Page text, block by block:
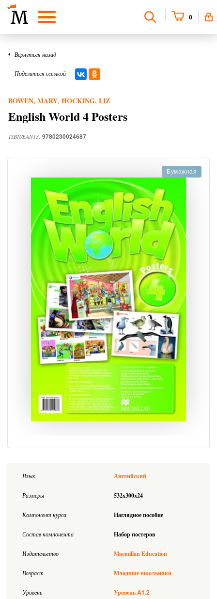
0
Вернуться назад
Поделиться ссылкой
BOWEN, MARY, HOCKING, LIZ
English World 4 Posters
ISBN/EAN13: 9780230024687
Бумажная
Язык Английский
Размеры 532x300x24
Компонент курса Наглядное пособие
Состав компонента Набор постеров
Издательство Macmillan Education
Возраст Младшие школьники
Уровень УровеньA1.2